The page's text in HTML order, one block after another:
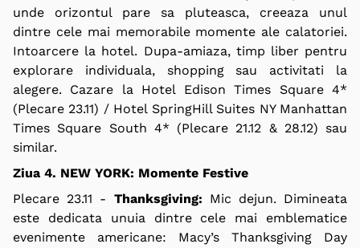
unde orizontul pare sa pluteasca, creeaza unul
dintre cele mai memorabile momente ale calatoriei.
Intoarcere la hotel. Dupa-amiaza, timp liber pentru
explorare individuala, shopping sau activitati la
alegere. Cazare la Hotel Edison Times Square 4*
(Plecare 23.11) / Hotel SpringHill Suites NY Manhattan
Times Square South 4* (Plecare 21.12 & 28.12) sau
similar.
Ziua 4. NEW YORK: Momente Festive
Plecare 23.11 - Thanksgiving: Mic dejun. Dimineata
este dedicata unuia dintre cele mai emblematice
evenimente americane: Macy’s Thanksgiving Day